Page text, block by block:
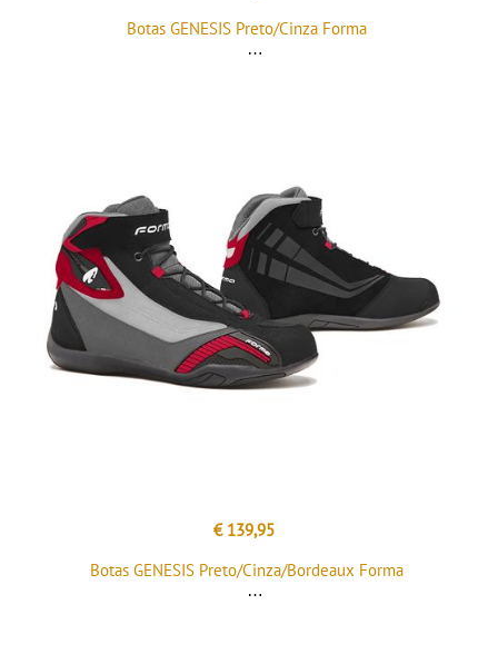
Botas GENESIS Preto/Cinza Forma
€ 139,95
Botas GENESIS Preto/Cinza/Bordeaux Forma